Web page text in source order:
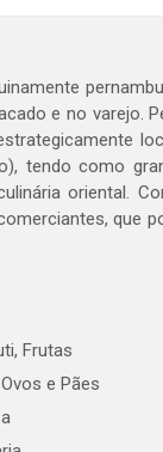
e no varejo.
tendo como
oriental.
que
Frutas
e Pães